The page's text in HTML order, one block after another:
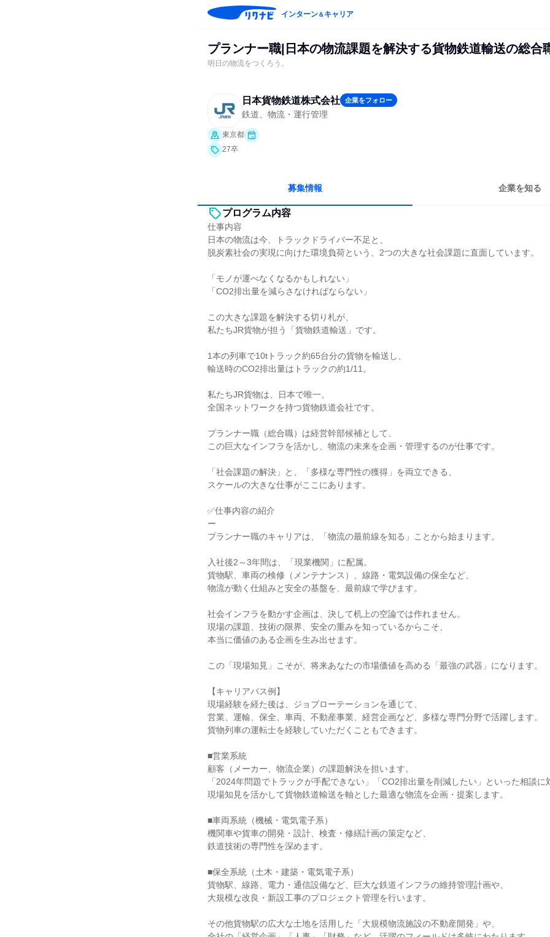
インターン＆キャリア
プランナー職|日本の物流課題を解決する貨物鉄道輸送の総合
明日の物流をつくろう。
日本貨物鉄道株式会社 企業をフォロー
鉄道、物流・運行管理
東京都
27卒
募集情報 企業を知る
プログラム内容
仕事内容
日本の物流は今、トラックドライバー不足と、
脱炭素社会の実現に向けた環境負荷という、2つの大きな社会課題に直面しています。
「モノが運べなくなるかもしれない」
「CO2排出量を減らさなければならない」
この大きな課題を解決する切り札が、
私たちJR貨物が担う「貨物鉄道輸送」です。
1本の列車で10tトラック約65台分の貨物を輸送し、
輸送時のCO2排出量はトラックの約1/11。
私たちJR貨物は、日本で唯一、
全国ネットワークを持つ貨物鉄道会社です。
プランナー職（総合職）は経営幹部候補として、
この巨大なインフラを活かし、物流の未来を企画・管理するのが仕事です。
「社会課題の解決」と、「多様な専門性の獲得」を両立できる、
スケールの大きな仕事がここにあります。
✅仕事内容の紹介
ー
プランナー職のキャリアは、「物流の最前線を知る」ことから始まります。
入社後2～3年間は、「現業機関」に配属。
貨物駅、車両の検修（メンテナンス）、線路・電気設備の保全など、
物流が動く仕組みと安全の基盤を、最前線で学びます。
社会インフラを動かす企画は、決して机上の空論では作れません。
現場の課題、技術の限界、安全の重みを知っているからこそ、
本当に価値のある企画を生み出せます。
この「現場知見」こそが、将来あなたの市場価値を高める「最強の武器」になります。
【キャリアパス例】
現場経験を経た後は、ジョブローテーションを通じて、
営業、運輸、保全、車両、不動産事業、経営企画など、多様な専門分野で活躍します。
貨物列車の運転士を経験していただくこともできます。
■営業系統
顧客（メーカー、物流企業）の課題解決を担います。
「2024年問題でトラックが手配できない」「CO2排出量を削減したい」といった相談に
現場知見を活かして貨物鉄道輸送を軸とした最適な物流を企画・提案します。
■車両系統（機械・電気電子系）
機関車や貨車の開発・設計、検査・修繕計画の策定など、
鉄道技術の専門性を深めます。
■保全系統（土木・建築・電気電子系）
貨物駅、線路、電力・通信設備など、巨大な鉄道インフラの維持管理計画や、
大規模な改良・新設工事のプロジェクト管理を行います。
その他貨物駅の広大な土地を活用した「大規模物流施設の不動産開発」や、